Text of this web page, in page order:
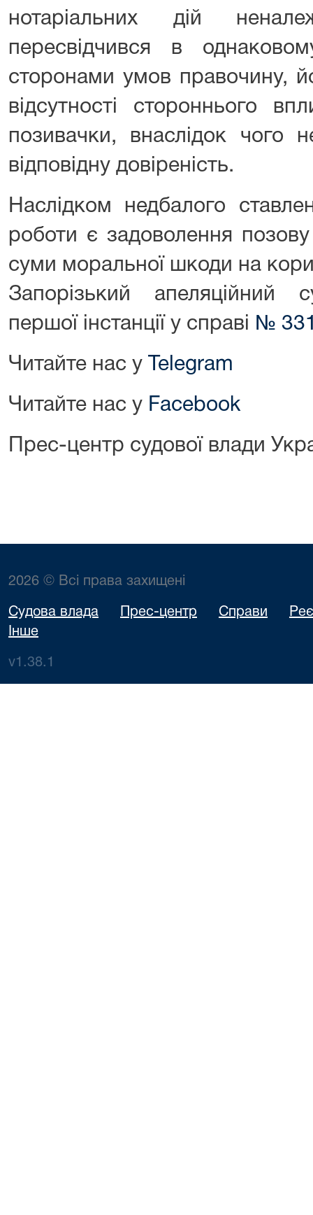
нотаріальних дій
пересвідчився в
сторонами умов правочину,
відсутності стороннього
позивачки, внаслідок чого
відповідну довіреність.
Наслідком недбалого
роботи є задоволення
суми моральної шкоди на
Запорізький апеляційний
першої інстанції у справі №
Читайте нас у Telegram
Читайте нас у Facebook
Прес-центр судової влади
2026 © Всі права захищені
Судова влада Прес-центр Справи
Інше
v1.38.1